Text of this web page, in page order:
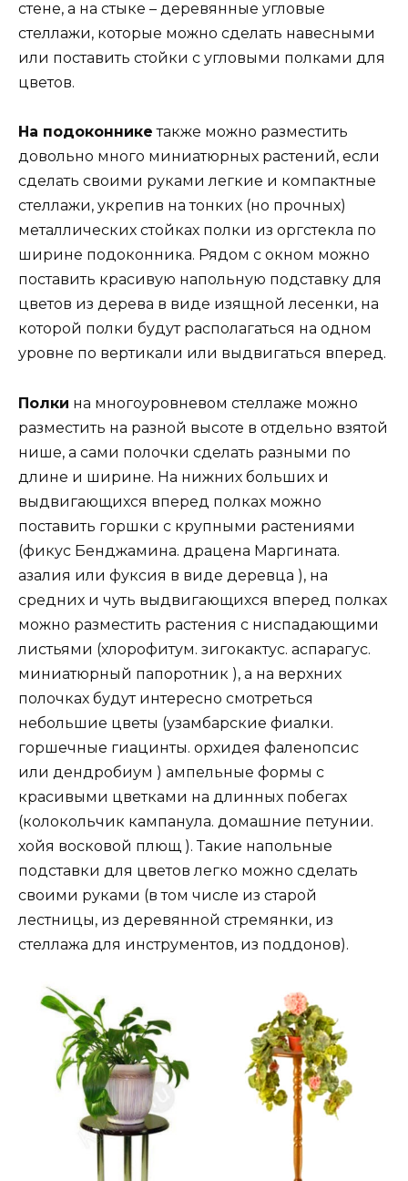
стене, а на стыке – деревянные угловые
стеллажи, которые можно сделать навесными
или поставить стойки с угловыми полками для
цветов.
На подоконнике также можно разместить
довольно много миниатюрных растений, если
сделать своими руками легкие и компактные
стеллажи, укрепив на тонких (но прочных)
металлических стойках полки из оргстекла по
ширине подоконника. Рядом с окном можно
поставить красивую напольную подставку для
цветов из дерева в виде изящной лесенки, на
которой полки будут располагаться на одном
уровне по вертикали или выдвигаться вперед.
Полки на многоуровневом стеллаже можно
разместить на разной высоте в отдельно взятой
нише, а сами полочки сделать разными по
длине и ширине. На нижних больших и
выдвигающихся вперед полках можно
поставить горшки с крупными растениями
(фикус Бенджамина. драцена Маргината.
азалия или фуксия в виде деревца ), на
средних и чуть выдвигающихся вперед полках
можно разместить растения с ниспадающими
листьями (хлорофитум. зигокактус. аспарагус.
миниатюрный папоротник ), а на верхних
полочках будут интересно смотреться
небольшие цветы (узамбарские фиалки.
горшечные гиацинты. орхидея фаленопсис
или дендробиум ) ампельные формы с
красивыми цветками на длинных побегах
(колокольчик кампанула. домашние петунии.
хойя восковой плющ ). Такие напольные
подставки для цветов легко можно сделать
своими руками (в том числе из старой
лестницы, из деревянной стремянки, из
стеллажа для инструментов, из поддонов).